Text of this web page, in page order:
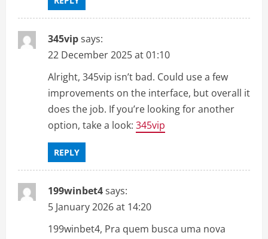
n
345vipsays:
22 December 2025 at 01:10
Alright, 345vip isn’t bad. Could use a few
improvements on the interface, but overall it
does the job. If you’re looking for another
option, take a look: 345vip
REPLY
199winbet4says:
5 January 2026 at 14:20
199winbet4, Pra quem busca uma nova